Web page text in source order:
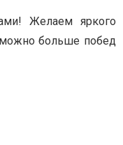
Желаем яркого
можно больше побед